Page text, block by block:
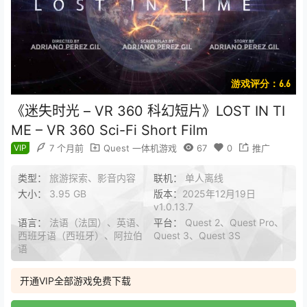
游戏评分：6.6
《迷失时光 – VR 360 科幻短片》LOST IN TI
ME – VR 360 Sci-Fi Short Film
VIP 7 个月前 Quest 一体机游戏 67 0 推广
类型： 旅游探索、影音内容 联机： 单人离线
大小： 3.95 GB 版本： 2025年12月19日
v1.0.13.7
语言： 法语（法国）、英语、
西班牙语（西班牙）、阿拉伯
语
平台： Quest 2、Quest Pro、
Quest 3、Quest 3S
开通VIP全部游戏免费下载